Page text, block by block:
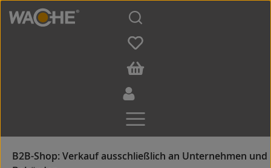
Zum Hauptinhalt springen